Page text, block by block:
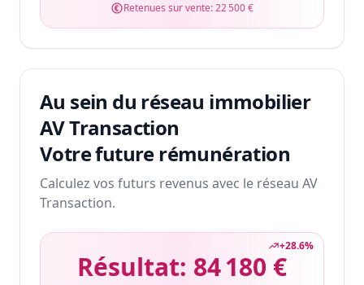
Retenues sur vente:22 500 €
Au sein du réseau immobilier
AV Transaction
Votre future rémunération
Calculez vos futurs revenus avec le réseau AV
Transaction.
+28.6%
Résultat: 84 180 €